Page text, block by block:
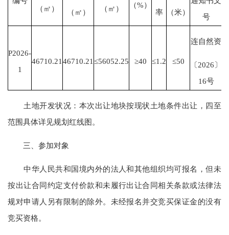
（㎡） （㎡）
（㎡）
（%）
率 （米）
号
P2026-
1
46710.21 46710.21 ≤56052.25 ≥40 ≤1.2 ≤50
连自然资
〔2026〕
16号
土地开发状况：本次出让地块按现状土地条件出让，四至
范围具体详见规划红线图。
三、参加对象
中华人民共和国境内外的法人和其他组织均可报名，但未
按出让合同约定支付价款和未履行出让合同相关条款或法律法
规对申请人另有限制的除外。未经报名并交竞买保证金的没有
竞买资格。